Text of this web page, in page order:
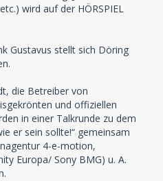
wird auf der HÖRSPIEL
Gustavus stellt sich Döring
die Betreiber von
und offiziellen
in einer Talkrunde zu dem
er sein sollte!“ gemeinsam
4-e-motion,
Europa/ Sony BMG) u. A.